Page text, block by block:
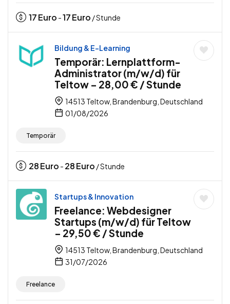
17Euro -17Euro / Stunde
Bildung & E-Learning
Temporär: Lernplattform-
Administrator (m/w/d) für
Teltow – 28,00 € / Stunde
14513 Teltow, Brandenburg, Deutschland
01/08/2026
Temporär
28Euro - 28Euro / Stunde
Startups & Innovation
Freelance: Webdesigner
Startups (m/w/d) für Teltow
– 29,50 € / Stunde
14513 Teltow, Brandenburg, Deutschland
31/07/2026
Freelance